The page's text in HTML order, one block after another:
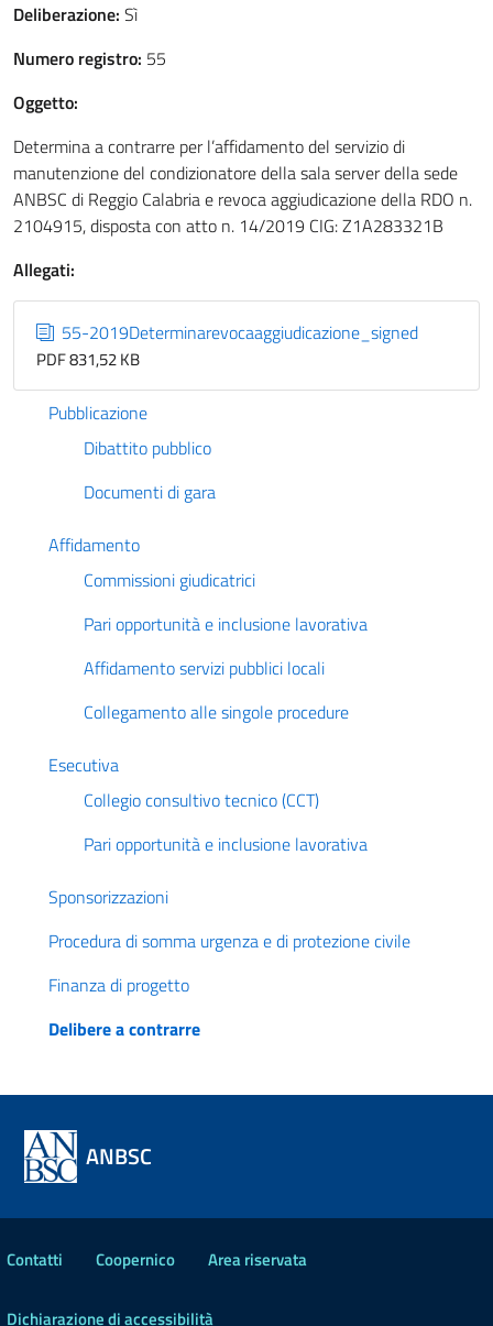
Deliberazione: Sì
Numero registro: 55
Oggetto:
Determina a contrarre per l’affidamento del servizio di
manutenzione del condizionatore della sala server della sede
ANBSC di Reggio Calabria e revoca aggiudicazione della RDO n.
2104915, disposta con atto n. 14/2019 CIG: Z1A283321B
Allegati:
55-2019Determinarevocaaggiudicazione_signed
PDF 831,52 KB
Pubblicazione
Dibattito pubblico
Documenti di gara
Affidamento
Commissioni giudicatrici
Pari opportunità e inclusione lavorativa
Affidamento servizi pubblici locali
Collegamento alle singole procedure
Esecutiva
Collegio consultivo tecnico (CCT)
Pari opportunità e inclusione lavorativa
Sponsorizzazioni
Procedura di somma urgenza e di protezione civile
Finanza di progetto
Delibere a contrarre
ANBSC
Contatti Coopernico Area riservata
Dichiarazione di accessibilità